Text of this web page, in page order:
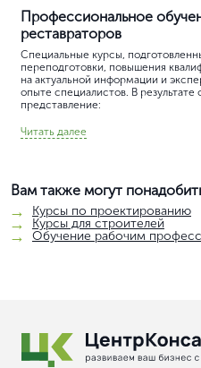
Профессиональное
реставраторов
Специальные курсы,
переподготовки, повышения
на актуальной информации и
опыте специалистов. В
представление:
Читать далее
Вам также могут
Курсы по проектированию
Курсы для строителей
Обучение рабочим